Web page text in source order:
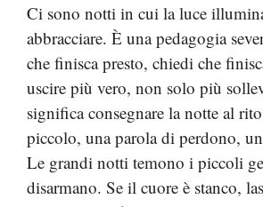
Ci sono notti in cui la luce
abbracciare. È una pedagogia
che finisca presto, chiedi che
uscire più vero, non solo più
significa consegnare la notte al
piccolo, una parola di perdono,
Le grandi notti temono i piccoli
disarmano. Se il cuore è stanco,